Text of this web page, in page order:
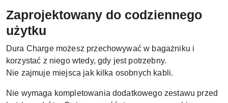
Zaprojektowany do codziennego
użytku
Dura Charge możesz przechowywać w bagażniku i
korzystać z niego wtedy, gdy jest potrzebny.
Nie zajmuje miejsca jak kilka osobnych kabli.
Nie wymaga kompletowania dodatkowego zestawu przed